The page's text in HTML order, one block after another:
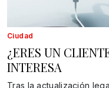
Ciudad
¿ERES UN
INTERESA
Tras la actualización